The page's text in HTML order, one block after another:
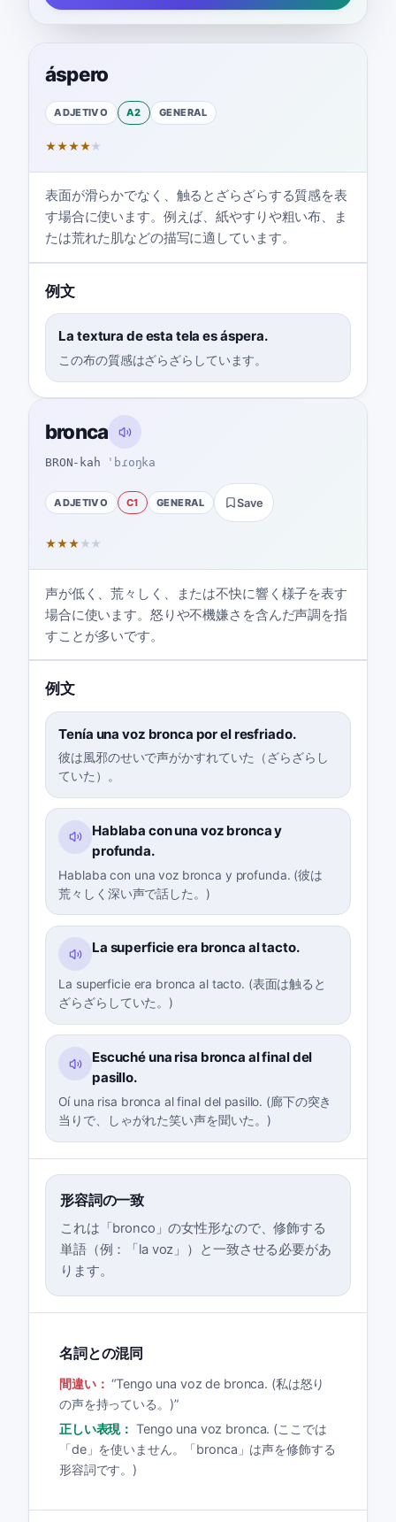
áspero
ADJETIVO A2 GENERAL
★★★★★
表面が滑らかでなく、触るとざらざらする質感を表
す場合に使います。例えば、紙やすりや粗い布、ま
たは荒れた肌などの描写に適しています。
例文
La textura de esta tela es áspera.
この布の質感はざらざらしています。
bronca
BRON-kah ˈbɾoŋka
ADJETIVO C1 GENERAL Save
★★★ ★ ★
声が低く、荒々しく、または不快に響く様子を表す
場合に使います。怒りや不機嫌さを含んだ声調を指
すことが多いです。
例文
Tenía una voz bronca por el resfriado.
彼は風邪のせいで声がかすれていた（ざらざらし
ていた）。
Hablaba con una voz bronca y
profunda.
Hablaba con una voz bronca y profunda. (彼は
荒々しく深い声で話した。)
La superficie era bronca al tacto.
La superficie era bronca al tacto. (表面は触ると
ざらざらしていた。)
Escuché una risa bronca al final del
pasillo.
Oí una risa bronca al final del pasillo. (廊下の突き
当りで、しゃがれた笑い声を聞いた。)
形容詞の一致
これは「bronco」の女性形なので、修飾する
単語（例：「la voz」）と一致させる必要があ
ります。
名詞との混同
間違い： “Tengo una voz de bronca. (私は怒り
の声を持っている。)”
正しい表現： Tengo una voz bronca. (ここでは
「de」を使いません。「bronca」は声を修飾する
形容詞です。)